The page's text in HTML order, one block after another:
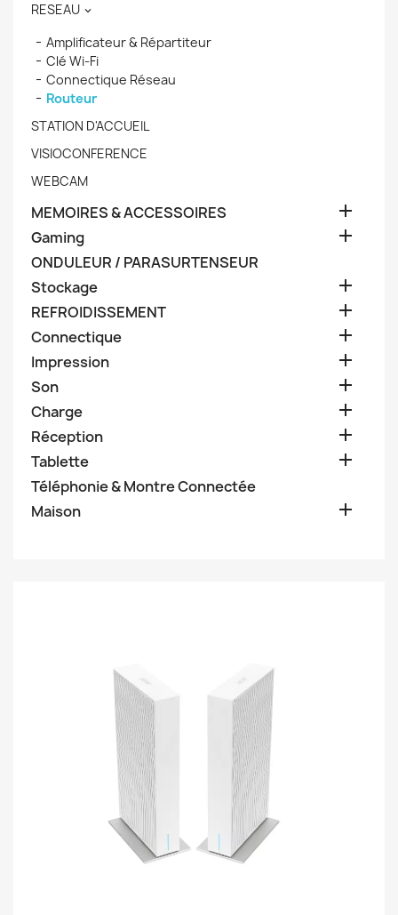
RESEAU 
Amplificateur & Répartiteur
Clé Wi-Fi
Connectique Réseau
Routeur
STATION D'ACCUEIL
VISIOCONFERENCE
WEBCAM
MEMOIRES & ACCESSOIRES 
Gaming 
ONDULEUR / PARASURTENSEUR
Stockage

REFROIDISSEMENT 
Connectique 
Impression 
Son 
Charge 
Réception 
Tablette 
Téléphonie & Montre Connectée
Maison
